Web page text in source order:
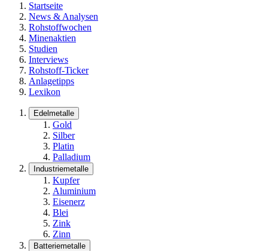
Startseite
News & Analysen
Rohstoffwochen
Minenaktien
Studien
Interviews
Rohstoff-Ticker
Anlagetipps
Lexikon
Edelmetalle
Gold
Silber
Platin
Palladium
Industriemetalle
Kupfer
Aluminium
Eisenerz
Blei
Zink
Zinn
Batteriemetalle